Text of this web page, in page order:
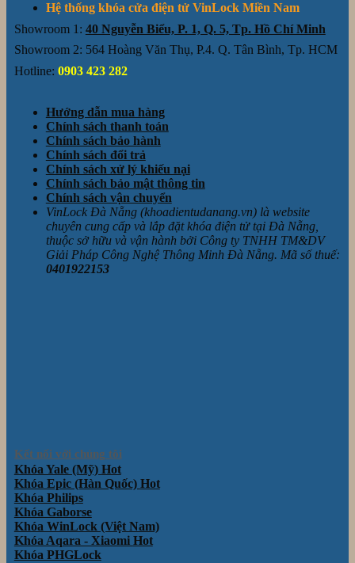
Hệ thống khóa cửa điện tử VinLock Miền Nam
Showroom 1: 40 Nguyễn Biểu, P. 1, Q. 5, Tp. Hồ Chí Minh
Showroom 2: 564 Hoàng Văn Thụ, P.4. Q. Tân Bình, Tp. HCM
Hotline: 0903 423 282
Hướng dẫn mua hàng
Chính sách thanh toán
Chính sách bảo hành
Chính sách đổi trả
Chính sách xử lý khiếu nại
Chính sách bảo mật thông tin
Chính sách vận chuyển
VinLock Đà Nẵng (khoadientudanang.vn) là website
chuyên cung cấp và lắp đặt khóa điện tử tại Đà Nẵng,
thuộc sở hữu và vận hành bởi Công ty TNHH TM&DV
Giải Pháp Công Nghệ Thông Minh Đà Nẵng. Mã số thuế:
0401922153
Kết nối với chúng tôi
Khóa Yale (Mỹ)
Khóa Epic (Hàn Quốc)
Khóa Philips
Khóa Gaborse
Khóa WinLock (Việt Nam)
Khóa Aqara - Xiaomi
Khóa PHGLock